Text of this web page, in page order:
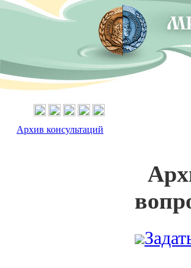
Архив консультаций